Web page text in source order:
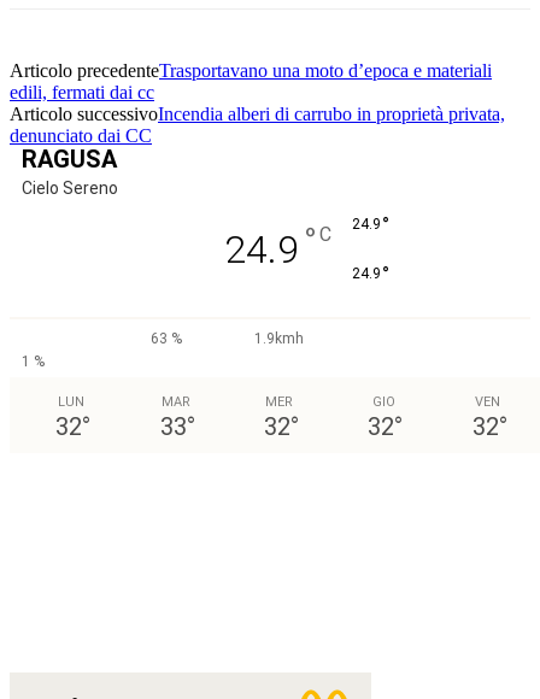
Articolo precedenteTrasportavano una moto d’epoca e materiali
edili, fermati dai cc
Articolo successivoIncendia alberi di carrubo in proprietà privata,
denunciato dai CC
RAGUSA
Cielo Sereno
24.9 ° C 24.9 °
24.9 °
63 %
1.9kmh
1 %
LUN
32°
MAR
33°
MER
32°
GIO
32°
VEN
32°